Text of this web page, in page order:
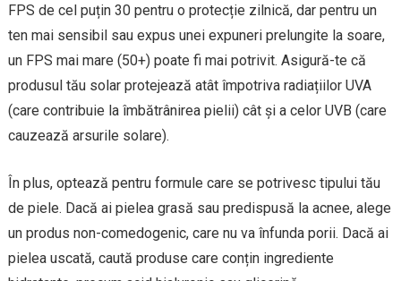
FPS de cel puțin 30 pentru o protecție zilnică, dar pentru un
ten mai sensibil sau expus unei expuneri prelungite la soare,
un FPS mai mare (50+) poate fi mai potrivit. Asigură-te că
produsul tău solar protejează atât împotriva radiațiilor UVA
(care contribuie la îmbătrânirea pielii) cât și a celor UVB (care
cauzează arsurile solare).
În plus, optează pentru formule care se potrivesc tipului tău
de piele. Dacă ai pielea grasă sau predispusă la acnee, alege
un produs non-comedogenic, care nu va înfunda porii. Dacă ai
pielea uscată, caută produse care conțin ingrediente